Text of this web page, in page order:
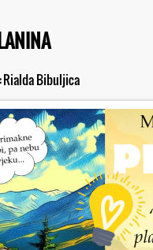
Rialda Bibuljica